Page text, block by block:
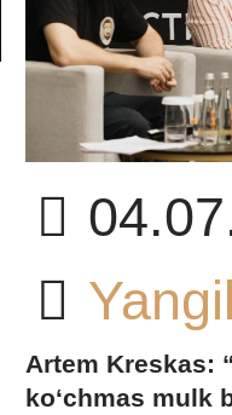
Artem Kreskas:
ko‘chmas mulk